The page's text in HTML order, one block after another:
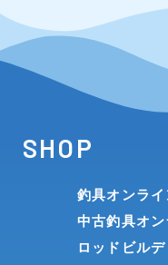
SHOP
釣具オンラ
中古釣具オ
ロッドビル